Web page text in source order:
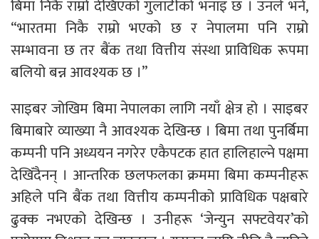
बिमा निकै राम्रो देखिएको गुलाटीको भनाइ छ । उनले भने,
“भारतमा निकै राम्रो भएको छ र नेपालमा पनि राम्रो
सम्भावना छ तर बैंक तथा वित्तीय संस्था प्राविधिक रूपमा
बलियो बन्न आवश्यक छ ।”
साइबर जोखिम बिमा नेपालका लागि नयाँ क्षेत्र हो । साइबर
बिमाबारे व्याख्या नै आवश्यक देखिन्छ । बिमा तथा पुनर्बिमा
कम्पनी पनि अध्ययन नगरेर एकैपटक हात हालिहाल्ने पक्षमा
देखिँदैनन् । आन्तरिक छलफलका क्रममा बिमा कम्पनीहरू
अहिले पनि बैंक तथा वित्तीय कम्पनीको प्राविधिक पक्षबारे
ढुक्क नभएको देखिन्छ । उनीहरू ‘जेन्युन सफ्टवेयर’को